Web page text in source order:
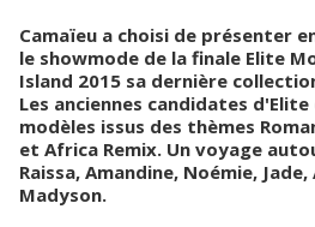
Camaïeu a choisi de présenter
le showmode de la finale Elite
Island 2015 sa dernière
Les anciennes candidates
modèles issus des thèmes
et Africa Remix. Un voyage
Raissa, Amandine, Noémie,
Madyson.